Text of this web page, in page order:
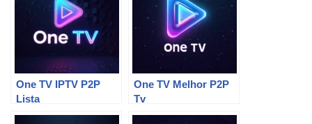
One TV IPTV P2P
Lista
One TV Melhor P2P
Tv